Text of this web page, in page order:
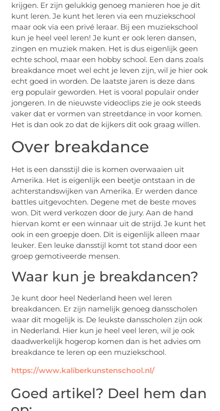
krijgen. Er zijn gelukkig genoeg manieren hoe je dit
kunt leren. Je kunt het leren via een muziekschool
maar ook via een privé leraar. Bij een muziekschool
kun je heel veel leren! Je kunt er ook leren dansen,
zingen en muziek maken. Het is dus eigenlijk geen
echte school, maar een hobby school. Een dans zoals
breakdance moet wel echt je leven zijn, wil je hier ook
echt goed in worden. De laatste jaren is deze dans
erg populair geworden. Het is vooral populair onder
jongeren. In de nieuwste videoclips zie je ook steeds
vaker dat er vormen van streetdance in voor komen.
Het is dan ook zo dat de kijkers dit ook graag willen.
Over breakdance
Het is een dansstijl die is komen overwaaien uit
Amerika. Het is eigenlijk een beetje ontstaan in de
achterstandswijken van Amerika. Er werden dance
battles uitgevochten. Degene met de beste moves
won. Dit werd verkozen door de jury. Aan de hand
hiervan komt er een winnaar uit de strijd. Je kunt het
ook in een groepje doen. Dit is eigenlijk alleen maar
leuker. Een leuke dansstijl komt tot stand door een
groep gemotiveerde mensen.
Waar kun je breakdancen?
Je kunt door heel Nederland heen wel leren
breakdancen. Er zijn namelijk genoeg dansscholen
waar dit mogelijk is. De leukste dansscholen zijn ook
in Nederland. Hier kun je heel veel leren, wil je ook
daadwerkelijk hogerop komen dan is het advies om
breakdance te leren op een muziekschool.
https://www.kaliberkunstenschool.nl/
Goed artikel? Deel hem dan